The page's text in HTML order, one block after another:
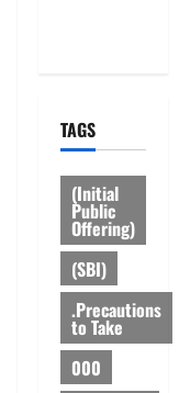
TAGS
(Initial
Public
Offering)
(SBI)
.Precautions
to Take
000